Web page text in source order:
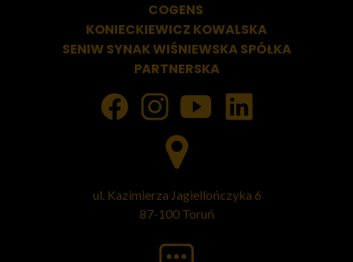
COGENS
KONIECKIEWICZ KOWALSKA
SENIW SYNAK WIŚNIEWSKA SPÓŁKA
PARTNERSKA
ul. Kazimierza Jagiellończyka 6
87-100 Toruń